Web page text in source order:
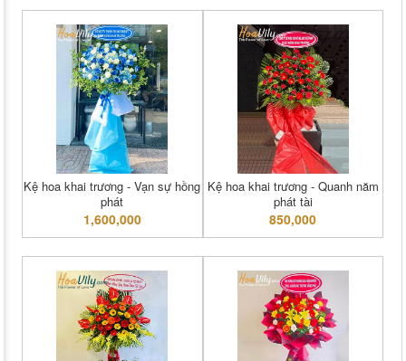
Kệ hoa khai trương - Vạn sự hồng
phát
1,600,000
Kệ hoa khai trương - Quanh năm
phát tài
850,000